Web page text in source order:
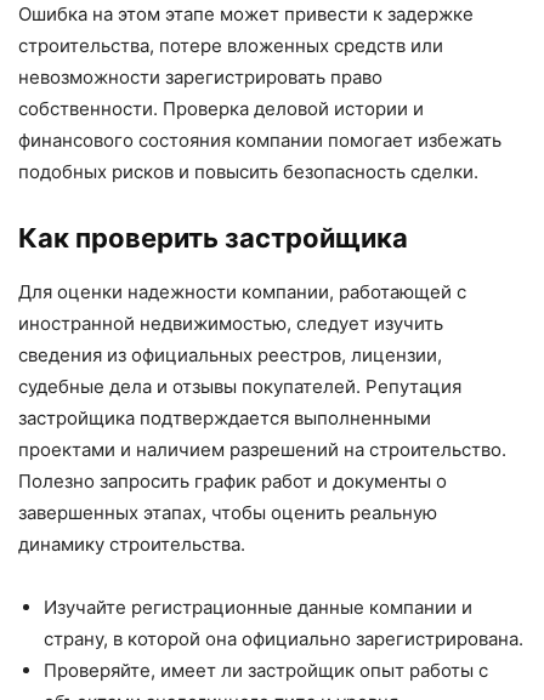
Ошибка на этом этапе может привести к задержке
строительства, потере вложенных средств или
невозможности зарегистрировать право
собственности. Проверка деловой истории и
финансового состояния компании помогает избежать
подобных рисков и повысить безопасность сделки.
Как проверить застройщика
Для оценки надежности компании, работающей с
иностранной недвижимостью, следует изучить
сведения из официальных реестров, лицензии,
судебные дела и отзывы покупателей. Репутация
застройщика подтверждается выполненными
проектами и наличием разрешений на строительство.
Полезно запросить график работ и документы о
завершенных этапах, чтобы оценить реальную
динамику строительства.
Изучайте регистрационные данные компании и
страну, в которой она официально зарегистрирована.
Проверяйте, имеет ли застройщик опыт работы с